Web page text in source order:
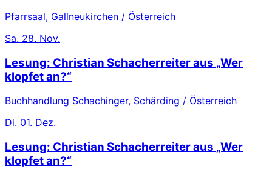
Pfarrsaal, Gallneukirchen / Österreich
Sa. 28. Nov.
Lesung: Christian Schacherreiter aus „Wer
klopfet an?“
Buchhandlung Schachinger, Schärding / Österreich
Di. 01. Dez.
Lesung: Christian Schacherreiter aus „Wer
klopfet an?“